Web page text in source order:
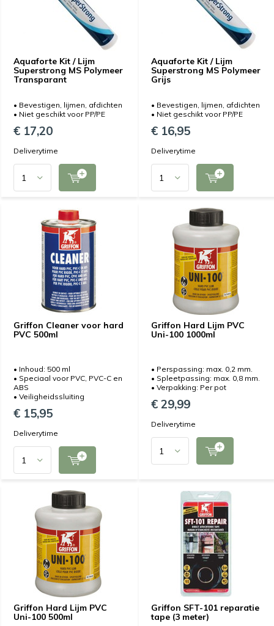
Aquaforte Kit / Lijm
Superstrong MS Polymeer
Transparant
• Bevestigen, lijmen, afdichten
• Niet geschikt voor PP/PE
€ 17,20
Deliverytime
Aquaforte Kit / Lijm
Superstrong MS Polymeer
Grijs
• Bevestigen, lijmen, afdichten
• Niet geschikt voor PP/PE
€ 16,95
Deliverytime
Griffon Cleaner voor hard
PVC 500ml
• Inhoud: 500 ml
• Speciaal voor PVC, PVC-C en
ABS
• Veiligheidssluiting
€ 15,95
Deliverytime
Griffon Hard Lijm PVC
Uni-100 1000ml
• Perspassing: max. 0,2 mm.
• Spleetpassing: max. 0,8 mm.
• Verpakking: Per pot
€ 29,99
Deliverytime
Griffon Hard Lijm PVC
Uni-100 500ml
Griffon SFT-101 reparatie
tape (3 meter)